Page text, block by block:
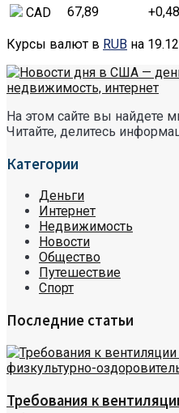
CAD
67,89 +0,48
Курсы валют в RUB на
На этом сайте вы найдете
Читайте, делитесь
Категории
Деньги
Интернет
Недвижимость
Новости
Общество
Путешествие
Спорт
Последние статьи
Требования к